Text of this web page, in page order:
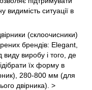
видимість ситуації в
(склоочисники)
брендів: Elegant,
виробу і того, де
їх форму в
280-800 мм (для
двірника). >